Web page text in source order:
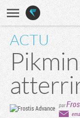
ACTU
par